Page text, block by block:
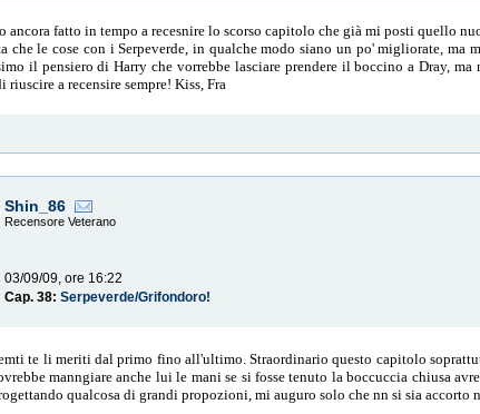
ancora fatto in tempo a recesnire lo scorso capitolo che già mi posti quello
che le cose con i Serpeverde, in qualche modo siano un po' migliorate,
il pensiero di Harry che vorrebbe lasciare prendere il boccino a Dray,
riuscire a recensire sempre! Kiss, Fra
Shin_86
Recensore Veterano
03/09/09, ore 16:22
Cap. 38:Serpeverde/Grifondoro!
te li meriti dal primo fino all'ultimo. Straordinario questo capitolo
manngiare anche lui le mani se si fosse tenuto la boccuccia chiusa
qualcosa di grandi propozioni, mi auguro solo che nn si sia accorto